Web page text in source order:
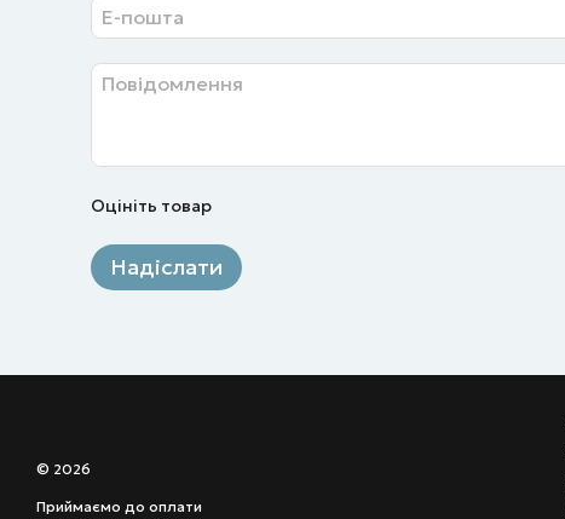
Оцініть товар
Надіслати
© 2026
Приймаємо до оплати